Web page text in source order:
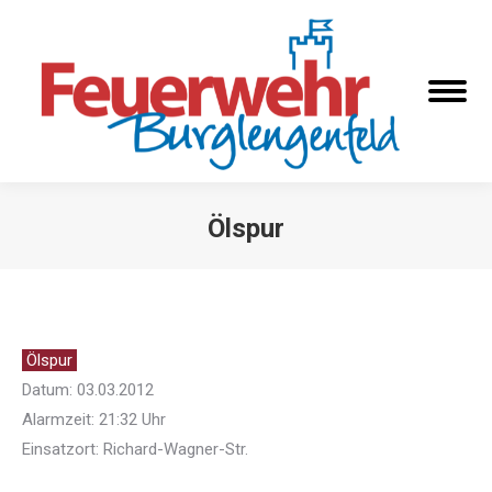
Ölspur
Ölspur
Datum: 03.03.2012
Alarmzeit: 21:32 Uhr
Einsatzort: Richard-Wagner-Str.